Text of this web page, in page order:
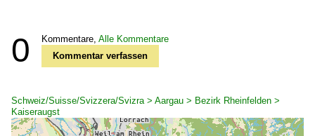
0 Kommentare, Alle Kommentare
Kommentar verfassen
Schweiz/Suisse/Svizzera/Svizra > Aargau > Bezirk Rheinfelden >
Kaiseraugst